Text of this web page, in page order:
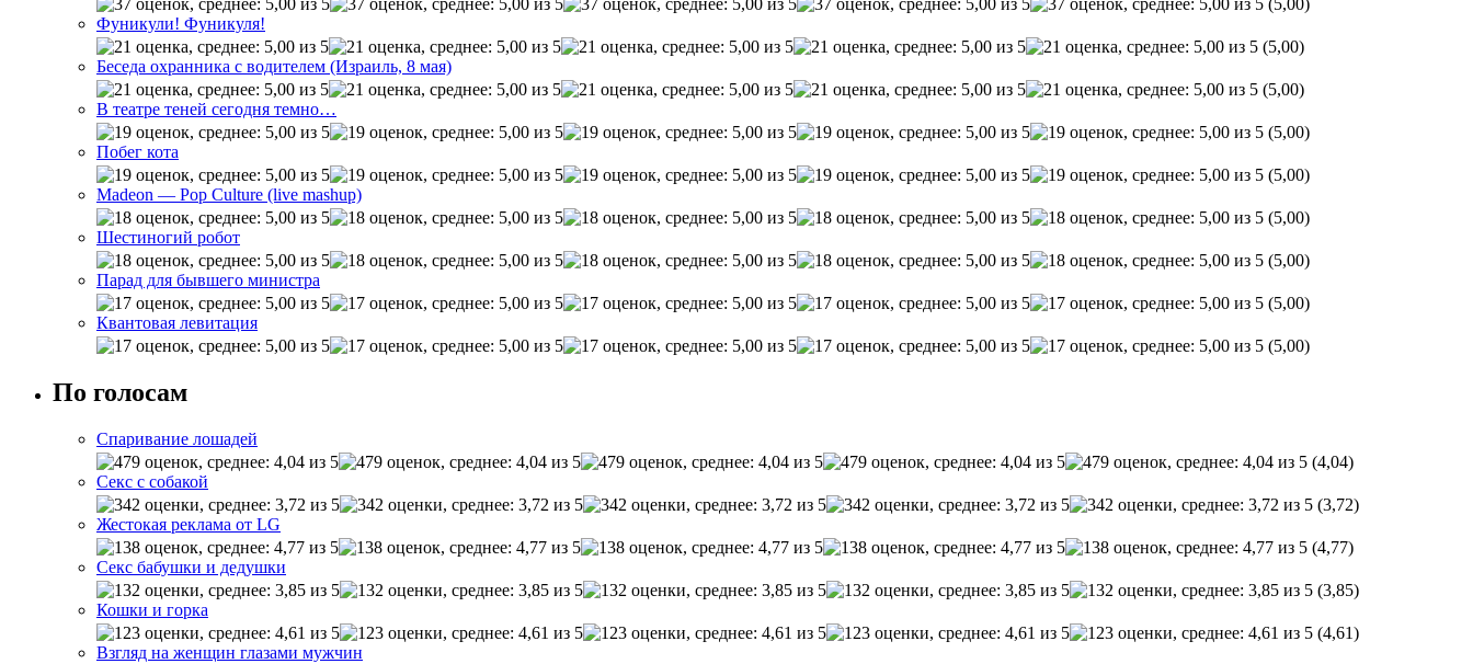
Фуникули! Фуникуля!
(5,00)
Беседа охранника с водителем (Израиль, 8 мая)
(5,00)
В театре теней сегодня темно…
(5,00)
Побег кота
(5,00)
Madeon — Pop Culture (live mashup)
(5,00)
Шестиногий робот
(5,00)
Парад для бывшего министра
(5,00)
Квантовая левитация
(5,00)
По голосам
Спаривание лошадей
(4,04)
Секс с собакой
(3,72)
Жестокая реклама от LG
(4,77)
Секс бабушки и дедушки
(3,85)
Кошки и горка
(4,61)
Взгляд на женщин глазами мужчин